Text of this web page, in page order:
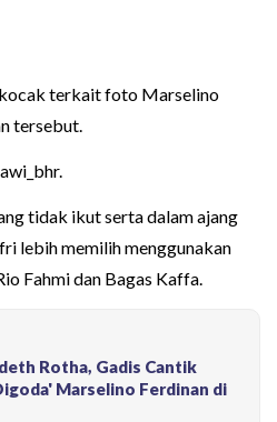
terkait foto Marselino
tersebut.
tidak ikut serta dalam ajang
lebih memilih menggunakan
Fahmi dan Bagas Kaffa.
Rotha, Gadis Cantik
Marselino Ferdinan di